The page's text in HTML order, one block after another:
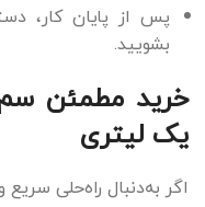
پس از پایان کار،
بشویید.
خرید مطمئن
یک لیتری
اگر به‌دنبال راه‌حلی